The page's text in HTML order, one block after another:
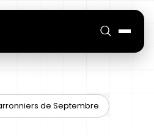
de Septembre